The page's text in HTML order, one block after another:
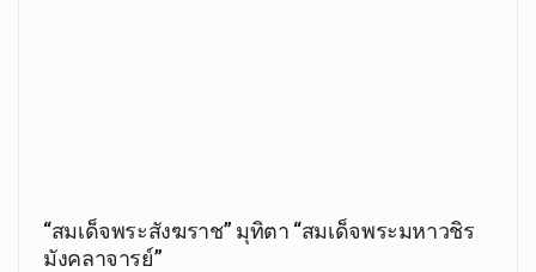
“สมเด็จพระสังฆราช” มุทิตา “สมเด็จพระมหาวชิร
มังคลาจารย์”